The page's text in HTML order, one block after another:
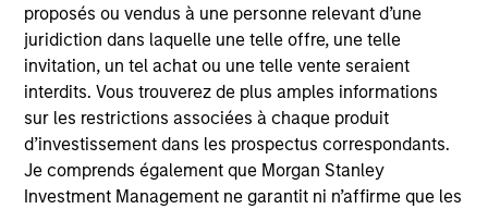
proposés ou vendus à une personne relevant d’une
juridiction dans laquelle une telle offre, une telle
invitation, un tel achat ou une telle vente seraient
interdits. Vous trouverez de plus amples informations
sur les restrictions associées à chaque produit
d’investissement dans les prospectus correspondants.
Je comprends également que Morgan Stanley
Investment Management ne garantit ni n’affirme que les
Resources
Our dedicated team offers client-focused
resources and expertise with technology-
based support and solutions.